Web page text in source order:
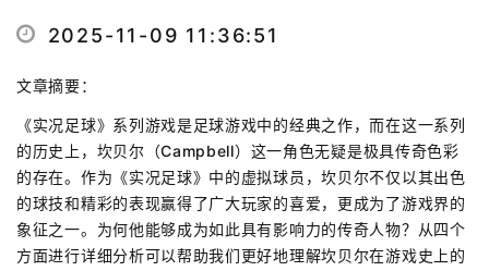
2025-11-09 11:36:51
文章摘要：
《实况足球》系列游戏是足球游戏中的经典之作，而在这一系列
的历史上，坎贝尔（Campbell）这一角色无疑是极具传奇色彩
的存在。作为《实况足球》中的虚拟球员，坎贝尔不仅以其出色
的球技和精彩的表现赢得了广大玩家的喜爱，更成为了游戏界的
象征之一。为何他能够成为如此具有影响力的传奇人物？从四个
方面进行详细分析可以帮助我们更好地理解坎贝尔在游戏史上的